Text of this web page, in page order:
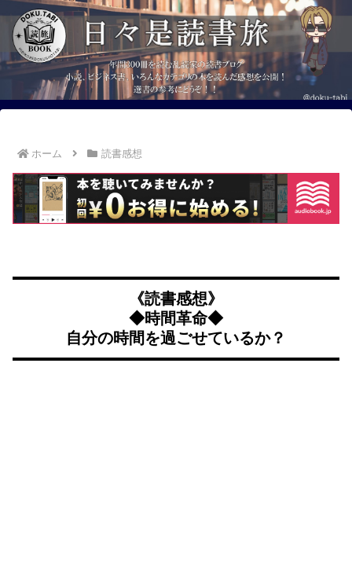
ホーム 読書感想
《読書感想》
◆時間革命◆
自分の時間を過ごせているか？